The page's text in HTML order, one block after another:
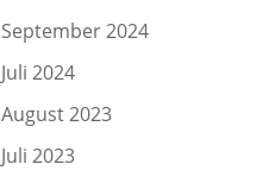
September 2024
Juli 2024
August 2023
Juli 2023